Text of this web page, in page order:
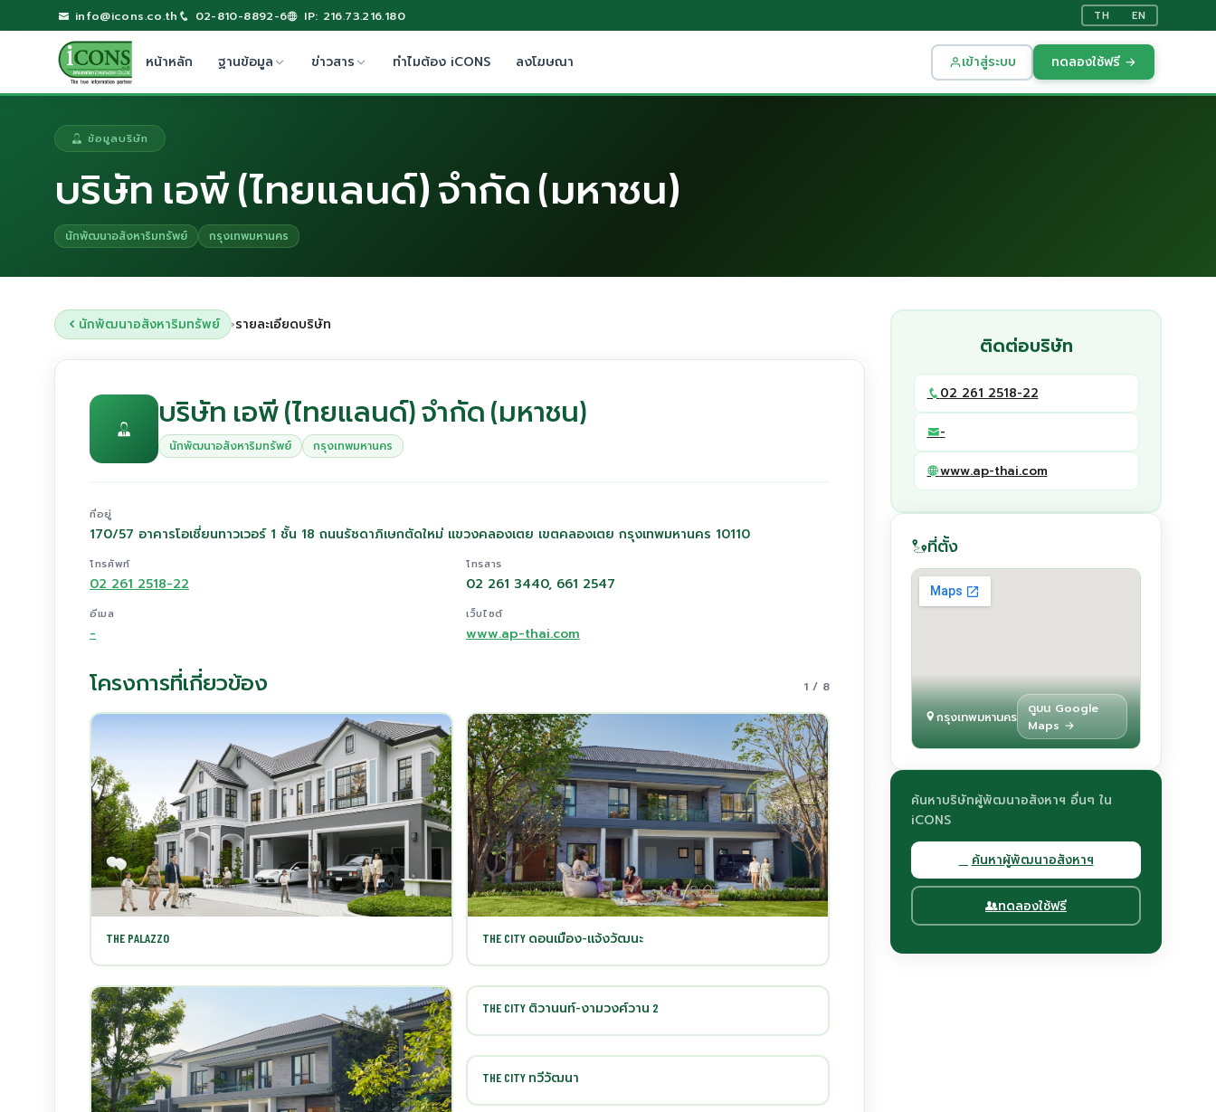
info@icons.co.th 02-810-8892-6 IP: 216.73.216.180 TH EN
หน้าหลัก ฐานข้อมูล ข่าวสาร ทำไมต้อง iCONS ลงโฆษณา เข้าสู่ระบบ ทดลองใช้ฟรี →
ข้อมูลบริษัท
บริษัท เอพี (ไทยแลนด์) จำกัด (มหาชน)
นักพัฒนาอสังหาริมทรัพย์ กรุงเทพมหานคร
นักพัฒนาอสังหาริมทรัพย์ ›รายละเอียดบริษัท
บริษัท เอพี (ไทยแลนด์) จำกัด (มหาชน)
นักพัฒนาอสังหาริมทรัพย์ กรุงเทพมหานคร
ที่อยู่
170/57 อาคารโอเชี่ยนทาวเวอร์ 1 ชั้น 18 ถนนรัชดาภิเษกตัดใหม่ แขวงคลองเตย เขตคลองเตย กรุงเทพมหานคร 10110
โทรศัพท์
02 261 2518-22
โทรสาร
02 261 3440, 661 2547
อีเมล
-
เว็บไซต์
www.ap-thai.com
โครงการที่เกี่ยวข้อง 1 / 8
THE PALAZZO THE CITY ดอนเมือง-แจ้งวัฒนะ
THE CITY ติวานนท์-งามวงศ์วาน 2
THE CITY ทวีวัฒนา
ติดต่อบริษัท
02 261 2518-22
-
www.ap-thai.com
ที่ตั้ง
กรุงเทพมหานคร
ดูบน Google
Maps →
ค้นหาบริษัทผู้พัฒนาอสังหาฯ อื่นๆ ใน
iCONS
ค้นหาผู้พัฒนาอสังหาฯ
ทดลองใช้ฟรี